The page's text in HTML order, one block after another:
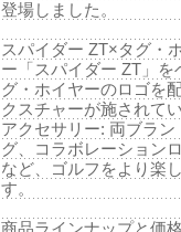
登場しました。
スパイダー ZT×タグ・
ー「スパイダー ZT」
グ・ホイヤーのロゴを
クスチャーが施されて
アクセサリー: 両ブラ
グ、コラボレーション
など、ゴルフをより楽
す。